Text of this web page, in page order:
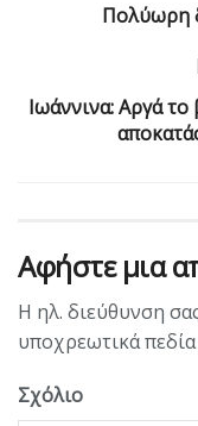
Πολύωρη
Ιωάννινα: Αργά
Αφήστε μια
Η ηλ. διεύθυνση
υποχρεωτικά
Σχόλιο